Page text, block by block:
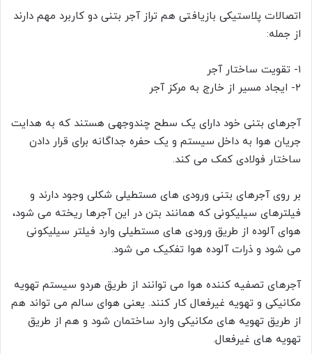
اتصالات پلاستیکی بازیافتی هم تراز آجر بتنی دو کاربرد مهم دارند
از جمله:
۱- تقویت ساختار آجر
۲- ایجاد مسیر از خارج به مرکز آجر
آجرهای بتنی خود دارای یک سطح چندوجهی هستند که به هدایت
جریان هوا به داخل سیستم و یک حفره جداگانه برای قرار دادن
ساختار فولادی کمک می کند.
بر روی آجرهای بتنی ورودی های مستطیلی شکلی وجود دارند و
فیلترهای سیلیکونی که همانند بتن در این آجرها ریخته می شود،
هوای آلوده از طریق ورودی های مستطیلی وارد فیلتر سیلیکونی
می شود و ذرات آلوده هوا تفکیک می شود.
آجرهای تصفیه کننده هوا می توانند از طریق هردو سیستم تهویه
مکانیکی و تهویه غیرفعال کار کنند. یعنی هوای سالم می تواند هم
از طریق تهویه های مکانیکی وارد ساختمان شود و هم از طریق
تهویه های غیرفعال.